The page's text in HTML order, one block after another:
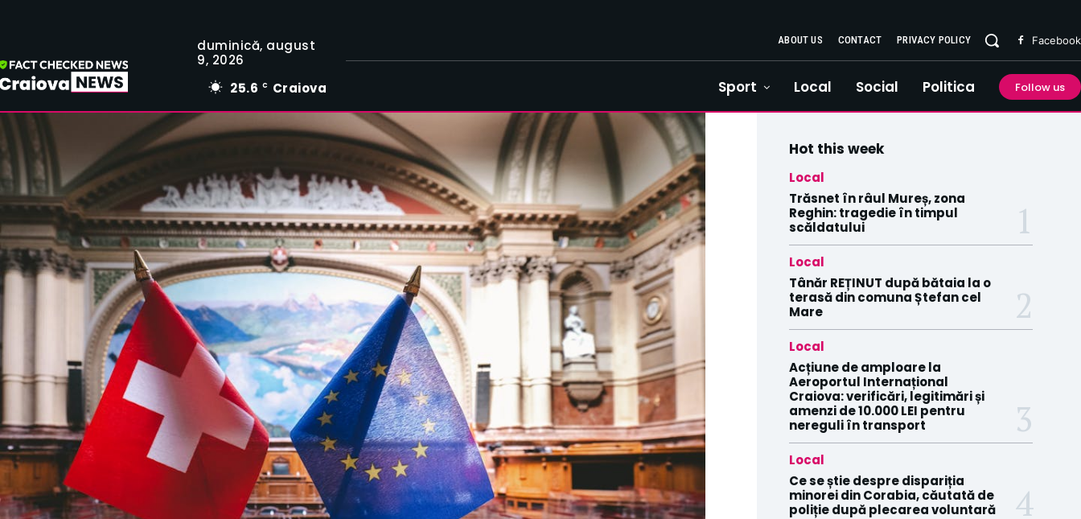
duminică, august
9, 2026
25.6 C Craiova
ABOUT US CONTACT PRIVACY POLICY Facebook
Sport Local Social Politica Follow us
Hot this week
Local
Trăsnet în râul Mureș, zona
Reghin: tragedie în timpul
scăldatului
Local
Tânăr REȚINUT după bătaia la o
terasă din comuna Ștefan cel
Mare
Local
Acțiune de amploare la
Aeroportul Internațional
Craiova: verificări, legitimări și
amenzi de 10.000 LEI pentru
nereguli în transport
Local
Ce se știe despre dispariția
minorei din Corabia, căutată de
poliție după plecarea voluntară